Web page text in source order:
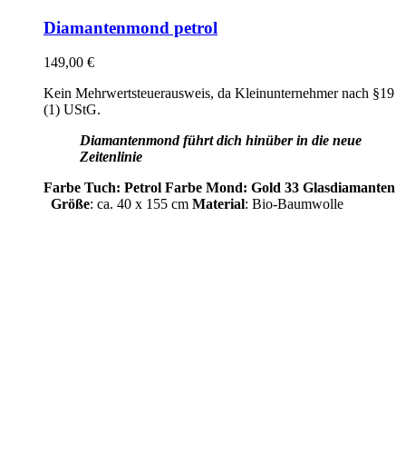
Diamantenmond petrol
149,00 €
Kein Mehrwertsteuerausweis, da Kleinunternehmer nach §19
(1) UStG.
Diamantenmond führt dich hinüber in die neue
Zeitenlinie
Farbe Tuch: Petrol Farbe Mond: Gold 33 Glasdiamanten
Größe: ca. 40 x 155 cm Material: Bio-Baumwolle